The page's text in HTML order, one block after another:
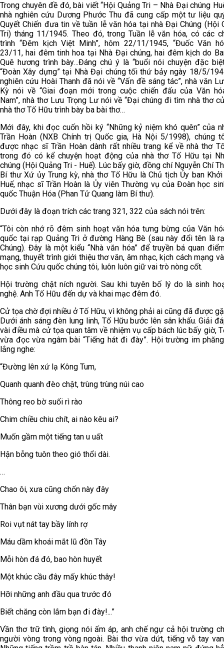
Trong chuyên đề đó, bài viết “Hội Quảng Tri – Nhà Đại chúng
nhà nghiên cứu Dương Phước Thu đã cung cấp một tư liệu
Quyết Chiến đưa tin về tuần lễ văn hóa tại nhà Đại Chúng (Hội
Tri) tháng 11/1945. Theo đó, trong Tuần lễ văn hóa, có các
trình “Đêm kịch Việt Minh”, hôm 22/11/1945, “Đuốc Văn
23/11, hai đêm tinh hoa tại Nhà Đại chúng, hai đêm kịch do
Quê hương trình bày…Đáng chú ý là “buổi nói chuyện đặc
“Đoàn Xây dựng” tại Nhà Đại chúng tối thứ bảy ngày 18/5/
nghiên cứu Hoài Thanh đã nói về “Vấn đề sáng tác”, nhà văn
Kỳ nói về “Giai đoạn mới trong cuộc chiến đấu của Văn
Nam”, nhà thơ Lưu Trọng Lư nói về “Đại chúng đi tìm nhà thơ
nhà thơ Tố Hữu trình bày ba bài thơ…
Mới đây, khi đọc cuốn hồi ký “Những kỷ niệm khó quên” của
Trần Hoàn (NXB Chính trị Quốc gia, Hà Nội 5/1998), chúng
được nhạc sĩ Trần Hoàn dành rất nhiều trang kể về nhà thơ
trong đó có kể chuyện hoạt động của nhà thơ Tố Hữu tại
chúng (Hội Quảng Tri - Huế). Lúc bấy giờ, đồng chí Nguyễn Chí
Bí thư Xứ ủy Trung kỳ, nhà thơ Tố Hữu là Chủ tịch Ủy ban
Huế, nhạc sĩ Trần Hoàn là Ủy viên Thường vụ của Đoàn học
quốc Thuận Hóa (Phan Tử Quang làm Bí thư).
Dưới đây là đoạn trích các trang 321, 322 của sách nói trên:
“Tôi còn nhớ rõ đêm sinh hoạt văn hóa tưng bừng của Văn
quốc tại rạp Quảng Tri ở đường Hàng Bè (sau này đổi tên là
Chúng). Đây là một kiểu “Nhà văn hóa” để truyền bá quan
mạng, thuyết trình giới thiệu thơ văn, âm nhạc, kịch cách mạng
học sinh Cứu quốc chúng tôi, luôn luôn giữ vai trò nòng cốt.
Hội trường chật ních người. Sau khi tuyên bố lý do là sinh
nghệ. Anh Tố Hữu đến dự và khai mạc đêm đó.
Cử tọa chờ đợi nhiều ở Tố Hữu, vì không phải ai cũng đã được
Dưới ánh sáng đèn lung linh, Tố Hữu bước lên sân khấu. Giải
vài điều mà cử tọa quan tâm về nhiệm vụ cấp bách lúc bấy giờ,
vừa đọc vừa ngâm bài “Tiếng hát đi đày”. Hội trường im
lắng nghe:
“Đường lên xứ lạ Kông Tum,
Quanh quanh đèo chật, trùng trùng núi cao
Thông reo bờ suối rì rào
Chim chiều chiu chít, ai nào kêu ai?
Muốn gầm một tiếng tan u uất
Hận bỗng tuôn theo gió thổi dài.
…
Chao ôi, xưa cũng chốn này đây
Thân bạn vùi xương dưới gốc mây
Roi vụt nát tay bầy lính rợ
Máu dầm khoái mắt lũ đồn Tây
Mỗi hòn đá đó, bao hòn huyết
Một khúc cầu đây mấy khúc thây!
Hỡi những anh đầu qua trước đó
Biết chăng còn lắm bạn đi đày!...”
Vần thơ trữ tình, giọng nói ấm áp, anh chế ngự cả hội trường
người vòng trong vòng ngoài. Bài thơ vừa dứt, tiếng vỗ tay